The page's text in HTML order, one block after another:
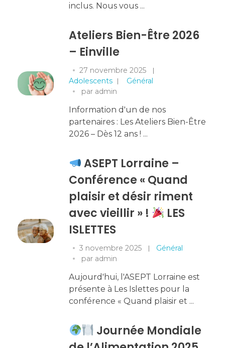
inclus. Nous vous ...
Ateliers Bien-Être 2026
– Einville
27 novembre 2025
Adolescents
Général
par admin
Information d'un de nos
partenaires : Les Ateliers Bien-Être
2026 – Dès 12 ans ! ...
ASEPT Lorraine –
Conférence « Quand
plaisir et désir riment
avec vieillir » !
LES
ISLETTES
3 novembre 2025
Général
par admin
Aujourd'hui, l'ASEPT Lorraine est
présente à Les Islettes pour la
conférence « Quand plaisir et ...
Journée Mondiale